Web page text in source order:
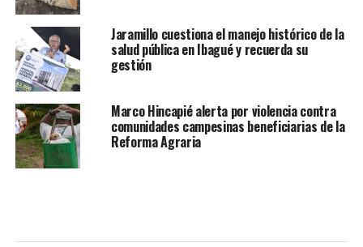
Jaramillo cuestiona el manejo histórico de la
salud pública en Ibagué y recuerda su
gestión
Marco Hincapié alerta por violencia contra
comunidades campesinas beneficiarias de la
Reforma Agraria